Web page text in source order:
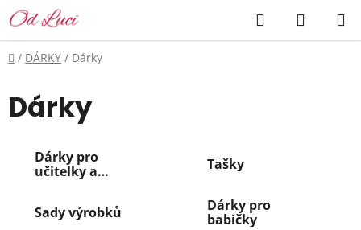
Přejít
na
obsah
Hledat
KOŠÍK
Domů
/ DÁRKY / Dárky
Dárky
Dárky pro
učitelky a
Tašky
Sady výrobků
Dárky pro
babičky